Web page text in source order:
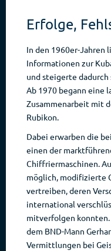
Erfolge,
In den 1960er-Jahren
Informationen zur
und steigerte
Ab 1970 begann eine
Zusammenarbeit mit
Rubikon.
Dabei erwarben die
einen der
Chiffriermaschinen.
möglich, modifizierte
vertreiben, deren
international
mitverfolgen konnten.
dem BND-Mann
Vermittlungen bei